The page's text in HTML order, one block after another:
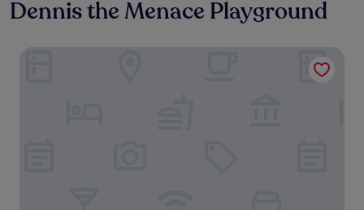
Dennis the Menace Playground